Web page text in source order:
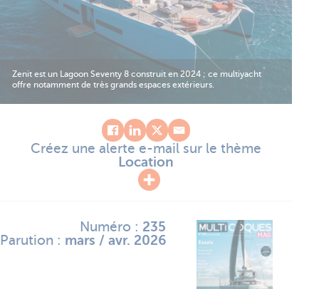
Zenit est un Lagoon Seventy 8 construit en 2024 ; ce multiyacht
offre notamment de très grands espaces extérieurs.
Créez une alerte e-mail sur le thème
Location
Numéro : 235
Parution : mars / avr. 2026